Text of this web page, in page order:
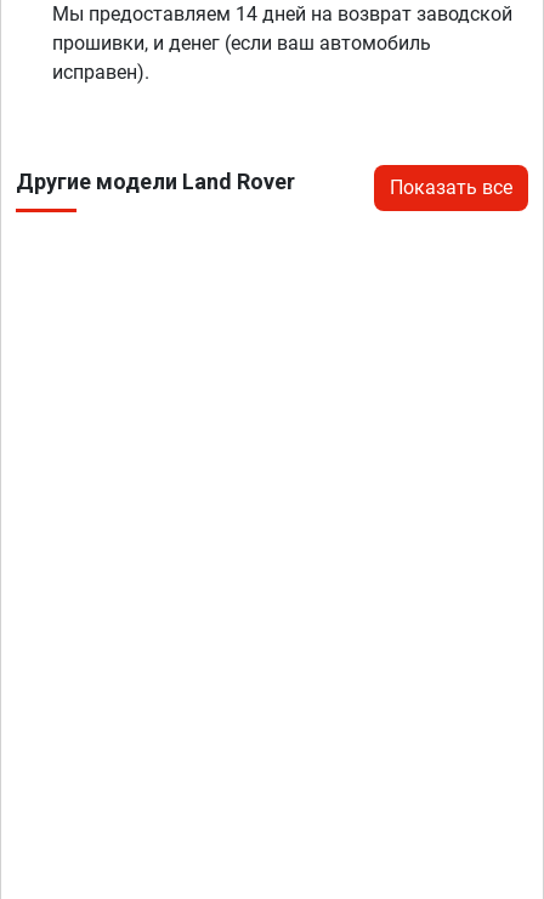
Мы предоставляем 14 дней на возврат заводской
прошивки, и денег (если ваш автомобиль
исправен).
Другие модели Land Rover Показать все